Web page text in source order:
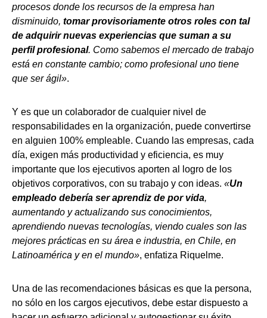
procesos donde los recursos de la empresa han
disminuido, tomar provisoriamente otros roles con tal
de adquirir nuevas experiencias que suman a su
perfil profesional. Como sabemos el mercado de trabajo
está en constante cambio; como profesional uno tiene
que ser ágil».
Y es que un colaborador de cualquier nivel de
responsabilidades en la organización, puede convertirse
en alguien 100% empleable. Cuando las empresas, cada
día, exigen más productividad y eficiencia, es muy
importante que los ejecutivos aporten al logro de los
objetivos corporativos, con su trabajo y con ideas. «Un
empleado debería ser aprendiz de por vida,
aumentando y actualizando sus conocimientos,
aprendiendo nuevas tecnologías, viendo cuales son las
mejores prácticas en su área e industria, en Chile, en
Latinoamérica y en el mundo», enfatiza Riquelme.
Una de las recomendaciones básicas es que la persona,
no sólo en los cargos ejecutivos, debe estar dispuesto a